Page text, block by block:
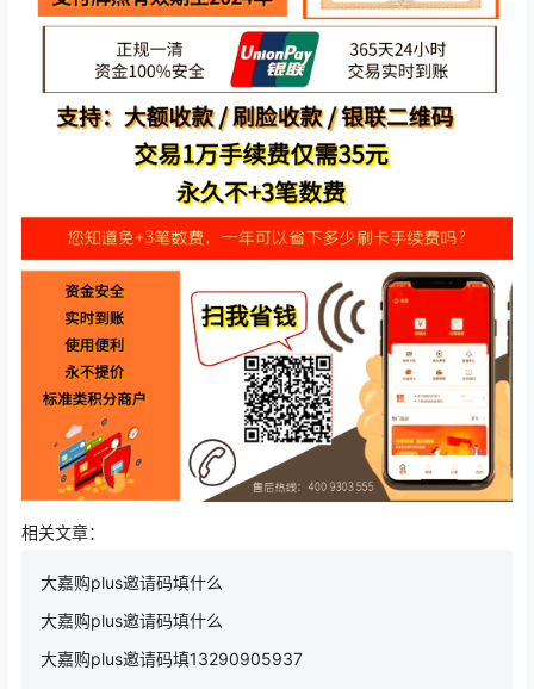
相关文章：
大嘉购plus邀请码填什么
大嘉购plus邀请码填什么
大嘉购plus邀请码填13290905937